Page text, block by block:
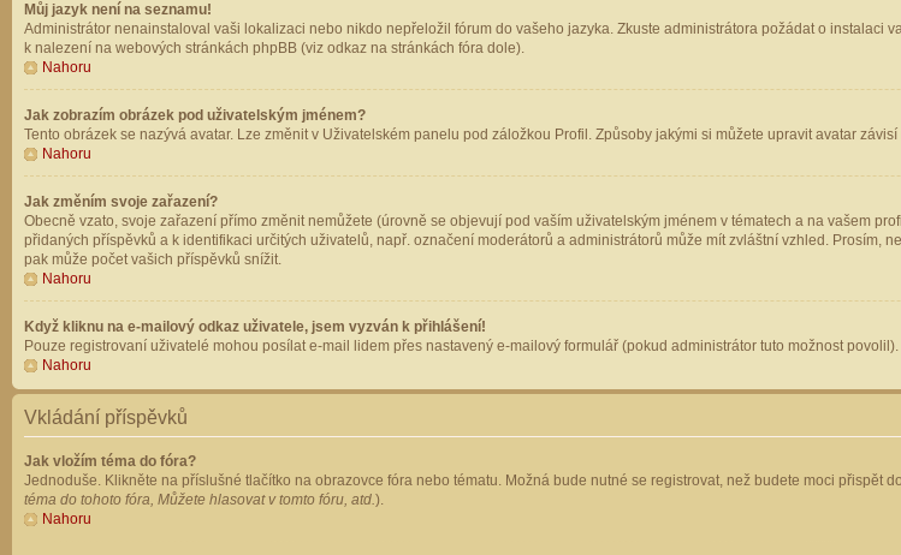
Můj jazyk není na seznamu!
Administrátor nenainstaloval vaši lokalizaci nebo nikdo nepřeložil fórum do vašeho jazyka. Zkuste administrátora požádat o instalaci
k nalezení na webových stránkách phpBB (viz odkaz na stránkách fóra dole).
Nahoru
Jak zobrazím obrázek pod uživatelským jménem?
Tento obrázek se nazývá avatar. Lze změnit v Uživatelském panelu pod záložkou Profil. Způsoby jakými si můžete upravit avatar
Nahoru
Jak změním svoje zařazení?
Obecně vzato, svoje zařazení přímo změnit nemůžete (úrovně se objevují pod vaším uživatelským jménem v tématech a na vašem
přidaných příspěvků a k identifikaci určitých uživatelů, např. označení moderátorů a administrátorů může mít zvláštní vzhled.
pak může počet vašich příspěvků snížit.
Nahoru
Když kliknu na e-mailový odkaz uživatele, jsem vyzván k přihlášení!
Pouze registrovaní uživatelé mohou posílat e-mail lidem přes nastavený e-mailový formulář (pokud administrátor tuto možnost
Nahoru
Vkládání příspěvků
Jak vložím téma do fóra?
Jednoduše. Klikněte na příslušné tlačítko na obrazovce fóra nebo tématu. Možná bude nutné se registrovat, než budete moci přispět
téma do tohoto fóra, Můžete hlasovat v tomto fóru, atd.).
Nahoru